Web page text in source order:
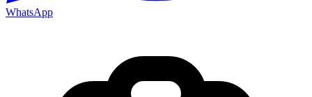
WhatsApp